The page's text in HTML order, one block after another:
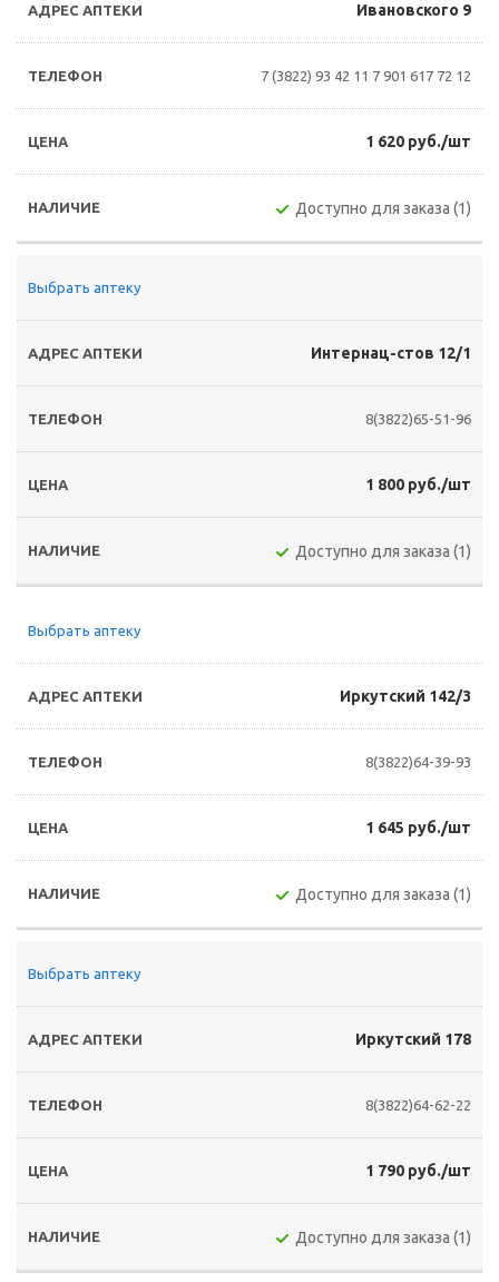
Ивановского 9
7 (3822) 93 42 11 7 901 617 72 12
1 620 руб./шт
Доступно для заказа (1)
Выбрать аптеку
Интернац-стов 12/1
8(3822)65-51-96
1 800 руб./шт
Доступно для заказа (1)
Выбрать аптеку
Иркутский 142/3
8(3822)64-39-93
1 645 руб./шт
Доступно для заказа (1)
Выбрать аптеку
Иркутский 178
8(3822)64-62-22
1 790 руб./шт
Доступно для заказа (1)